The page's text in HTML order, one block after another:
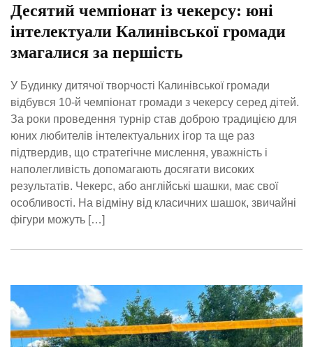
Десятий чемпіонат із чекерсу: юні
інтелектуали Калинівської громади
змагалися за першість
У Будинку дитячої творчості Калинівської громади
відбувся 10-й чемпіонат громади з чекерсу серед дітей.
За роки проведення турнір став доброю традицією для
юних любителів інтелектуальних ігор та ще раз
підтвердив, що стратегічне мислення, уважність і
наполегливість допомагають досягати високих
результатів. Чекерс, або англійські шашки, має свої
особливості. На відміну від класичних шашок, звичайні
фігури можуть […]